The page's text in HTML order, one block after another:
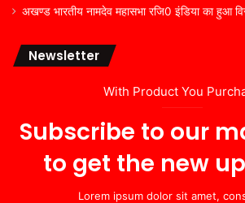
अखण्ड भारतीय नामदेव महासभा रजि0 इंडिया का हुआ
Newsletter
With Product You
Subscribe to our
to get the new
Lorem ipsum dolor sit amet,